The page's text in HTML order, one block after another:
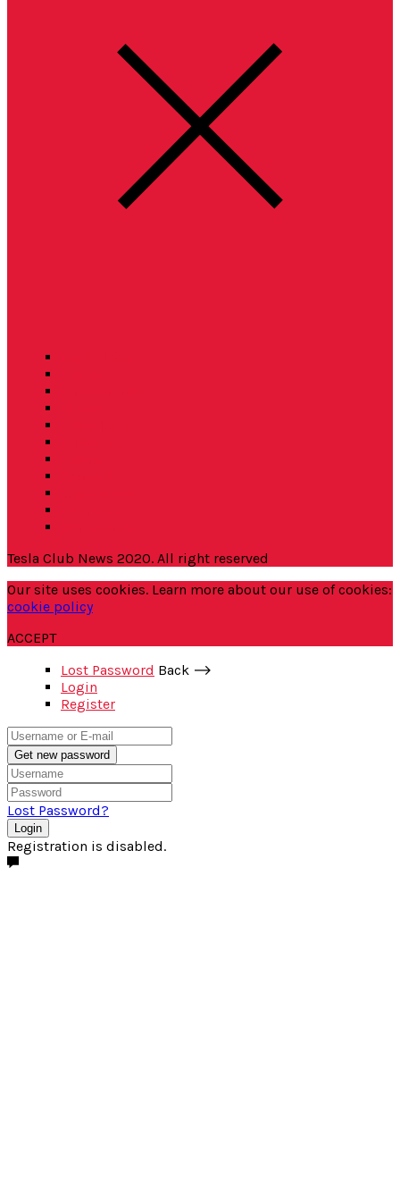
Tesla Club News 2020. All right reserved
Our site uses cookies. Learn more about our use of cookies:
cookie policy
ACCEPT
Lost Password Back ⟶
Login
Register
Get new password
Lost Password?
Login
Registration is disabled.